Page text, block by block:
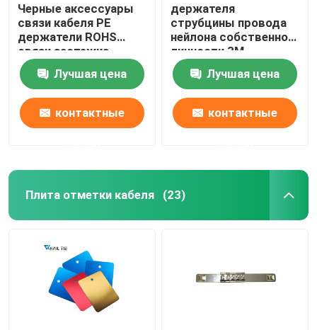
Черные аксессуары
связи кабеля PE
держатели ROHS
связи застежка-
молнии 28 x 28mm
слипчивые одобрили
Лучшая цена
контактные
держателя
струбцины провода
нейлона собственной
личности 3M
организатор зажима
кабеля слипчивого
универсальный
Лучшая цена
контактные
Плита отметки кабеля (23)